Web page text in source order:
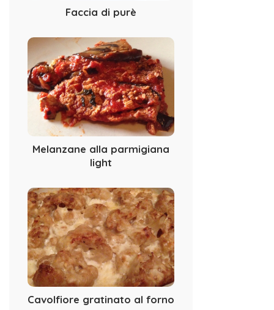
Faccia di purè
Melanzane alla parmigiana
light
Cavolfiore gratinato al forno